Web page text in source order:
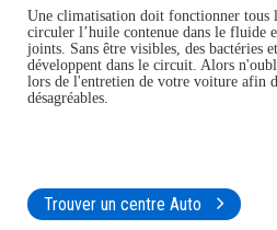
Une climatisation doit fonctionner tous
circuler l’huile contenue dans le fluide
joints. Sans être visibles, des bactéries
développent dans le circuit. Alors
lors de l'entretien de votre voiture afin
désagréables.
Trouver un centre Auto